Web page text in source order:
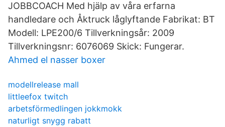
JOBBCOACH Med hjälp av våra erfarna
handledare och Åktruck låglyftande Fabrikat: BT
Modell: LPE200/6 Tillverkningsår: 2009
Tillverkningsnr: 6076069 Skick: Fungerar.
Ahmed el nasser boxer
modellrelease mall
littleefox twitch
arbetsförmedlingen jokkmokk
naturligt snygg rabatt